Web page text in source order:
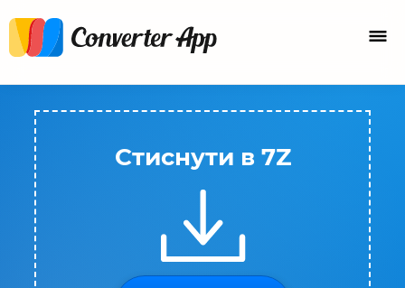
Стиснути в 7Z